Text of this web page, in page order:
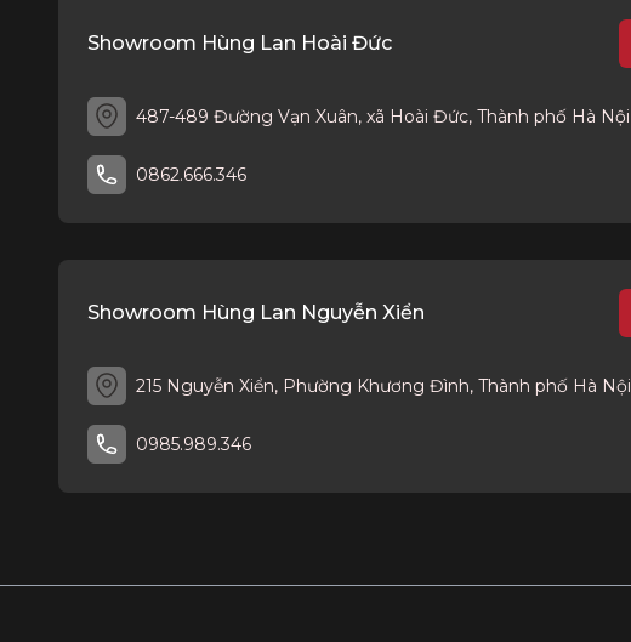
Showroom Hùng Lan Hoài Đức
487-489 Đường Vạn Xuân, xã Hoài Đức, Thành phố Hà Nội
0862.666.346
Showroom Hùng Lan Nguyễn Xiển
215 Nguyễn Xiển, Phường Khương Đình, Thành phố Hà Nội
0985.989.346